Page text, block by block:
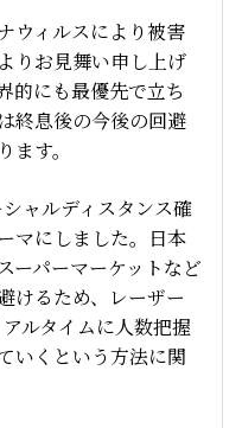
ウィルスにより被害
りお見舞い申し上げ
的にも最優先で立ち
終息後の今後の回避
す。
ャルディスタンス確
マにしました。日本
ーパーマーケットなど
けるため、レーザー
ルタイムに人数把握
いくという方法に関